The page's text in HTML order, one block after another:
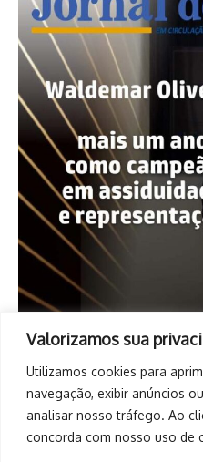
Valorizamos sua
Utilizamos cookies para
navegação, exibir anúncios
analisar nosso tráfego. Ao
concorda com nosso uso de